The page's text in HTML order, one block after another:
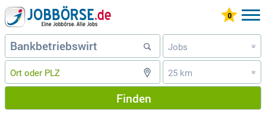
Jobs »
25 km »
Finden